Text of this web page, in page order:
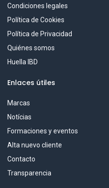
Condiciones legales
Política de Cookies
Política de Privacidad
Quiénes somos
Huella IBD
Enlaces útiles
Marcas
Notícias
Formaciones y eventos
Alta nuevo cliente
Contacto
Transparencia